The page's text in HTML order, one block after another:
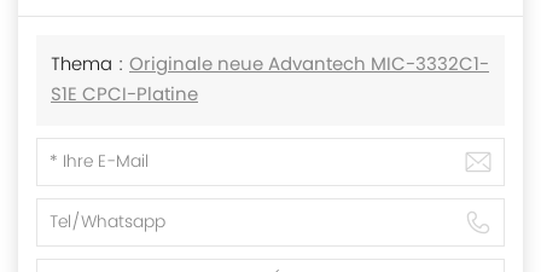
Thema : Originale neue Advantech MIC-3332C1-
S1E CPCI-Platine